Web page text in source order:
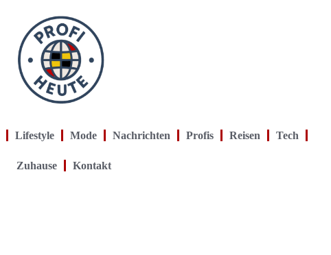
Lifestyle Mode Nachrichten Profis Reisen Tech
Zuhause Kontakt